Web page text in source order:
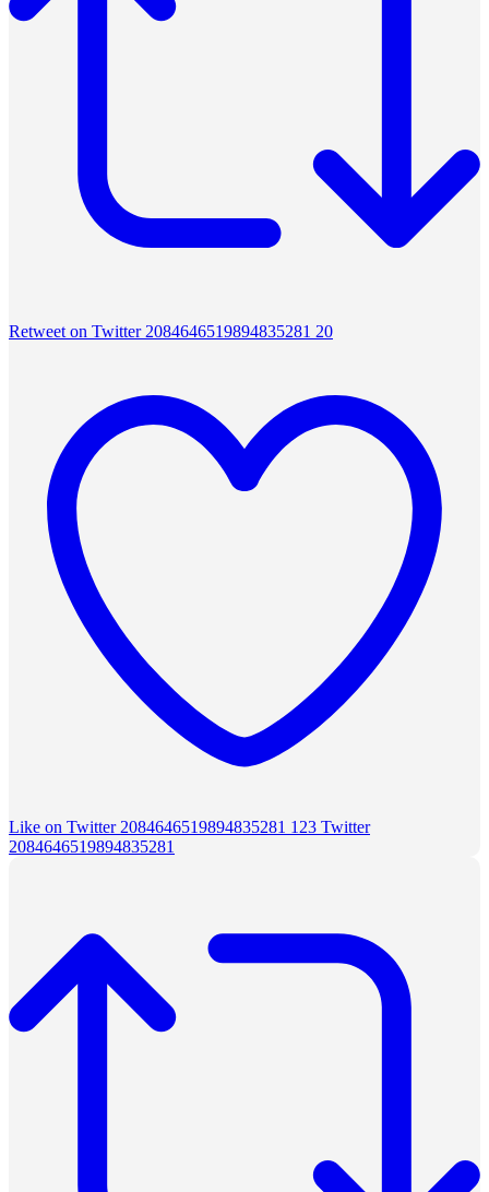
Retweet on Twitter 2084646519894835281 20
Like on Twitter 2084646519894835281 123 Twitter
2084646519894835281